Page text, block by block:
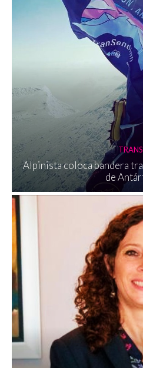
TRANS
Alpinista coloca bandera
de